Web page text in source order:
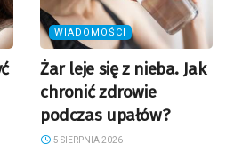
WIADOMOŚCI
Żar leje się z nieba. Jak
chronić zdrowie
podczas upałów?
5 SIERPNIA 2026